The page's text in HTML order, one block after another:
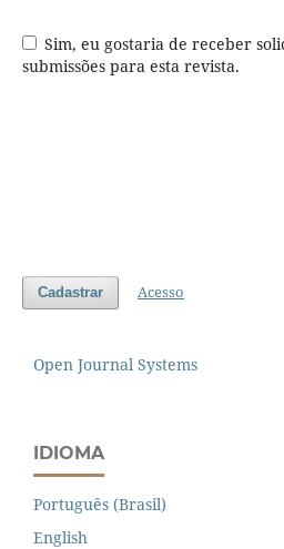
Sim, eu gostaria de receber solicitações para avaliar
submissões para esta revista.
Cadastrar Acesso
Open Journal Systems
IDIOMA
Português (Brasil)
English